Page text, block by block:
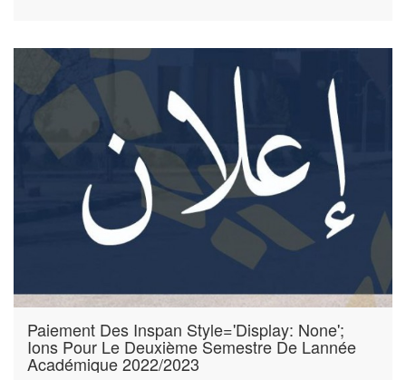
Paiement Des Inspan Style='display: None';
Ions Pour Le Deuxième Semestre De Lannée
Académique 2022/2023